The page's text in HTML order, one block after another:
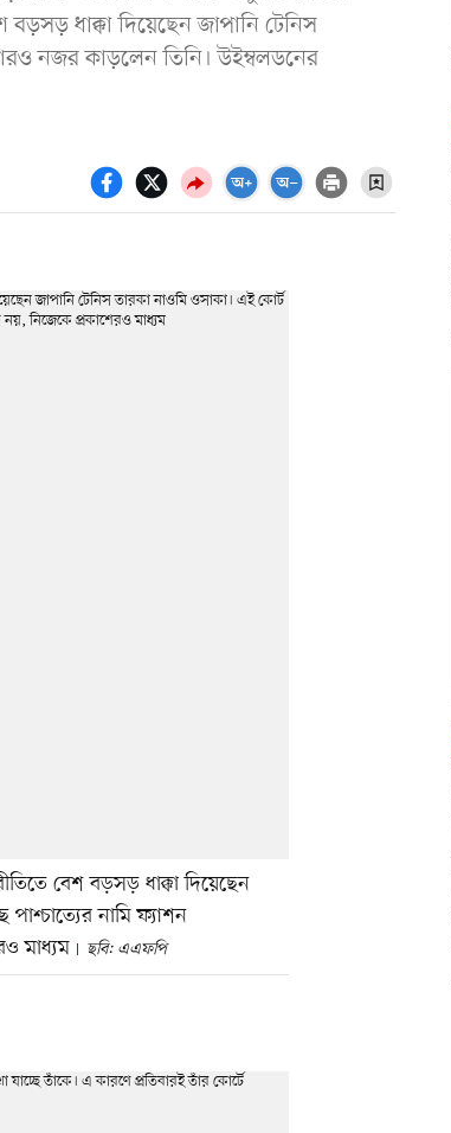
ধাক্কা দিয়েছেন জাপানি টেনিস
নজর কাড়লেন তিনি। উইম্বলডনের
বেশ বড়সড় ধাক্কা দিয়েছেন
নামি ফ্যাশন
মাধ্যম
ছবি: এএফপি